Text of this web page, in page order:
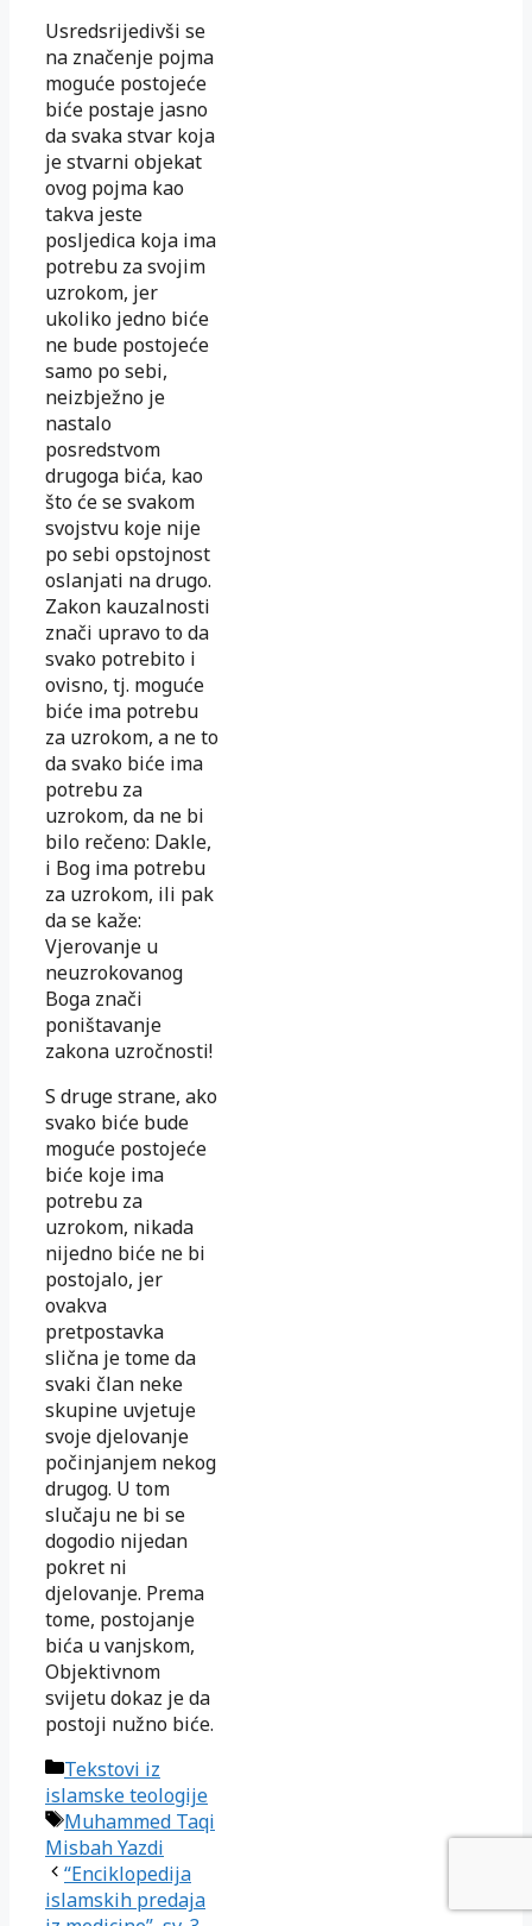
Usredsrijedivši se
na značenje pojma
moguće postojeće
biće postaje jasno
da svaka stvar koja
je stvarni objekat
ovog pojma kao
takva jeste
posljedica koja ima
potrebu za svojim
uzrokom, jer
ukoliko jedno biće
ne bude postojeće
samo po sebi,
neizbježno je
nastalo
posredstvom
drugoga bića, kao
što će se svakom
svojstvu koje nije
po sebi opstojnost
oslanjati na drugo.
Zakon kauzalnosti
znači upravo to da
svako potrebito i
ovisno, tj. moguće
biće ima potrebu
za uzrokom, a ne to
da svako biće ima
potrebu za
uzrokom, da ne bi
bilo rečeno: Dakle,
i Bog ima potrebu
za uzrokom, ili pak
da se kaže:
Vjerovanje u
neuzrokovanog
Boga znači
poništavanje
zakona uzročnosti!
S druge strane, ako
svako biće bude
moguće postojeće
biće koje ima
potrebu za
uzrokom, nikada
nijedno biće ne bi
postojalo, jer
ovakva
pretpostavka
slična je tome da
svaki član neke
skupine uvjetuje
svoje djelovanje
počinjanjem nekog
drugog. U tom
slučaju ne bi se
dogodio nijedan
pokret ni
djelovanje. Prema
tome, postojanje
bića u vanjskom,
Objektivnom
svijetu dokaz je da
postoji nužno biće.
Kategorije
Tekstovi iz
islamske teologije
Oznake
Muhammed Taqi
Misbah Yazdi
“Enciklopedija
islamskih predaja